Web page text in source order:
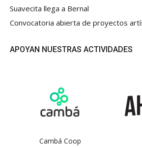
Suavecita llega a Bernal
Convocatoria abierta de proyectos
APOYAN NUESTRAS ACTIVIDADES
Cambá Coop